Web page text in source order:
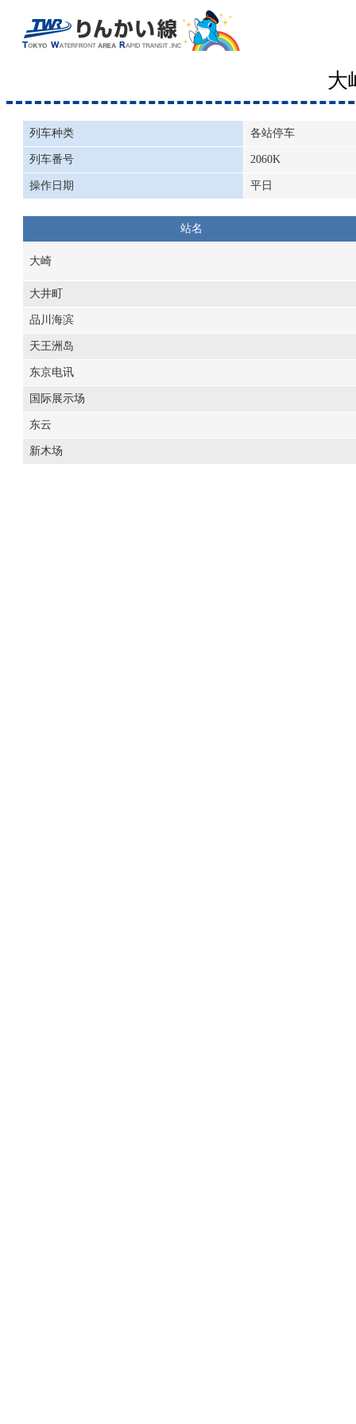
大
列车种类 各站停车
列车番号 2060K
操作日期 平日
站名
大崎
大井町
品川海滨
天王洲岛
东京电讯
国际展示场
东云
新木场